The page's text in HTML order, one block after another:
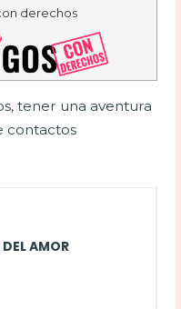
derechos
, tener una aventura
contactos
AMOR